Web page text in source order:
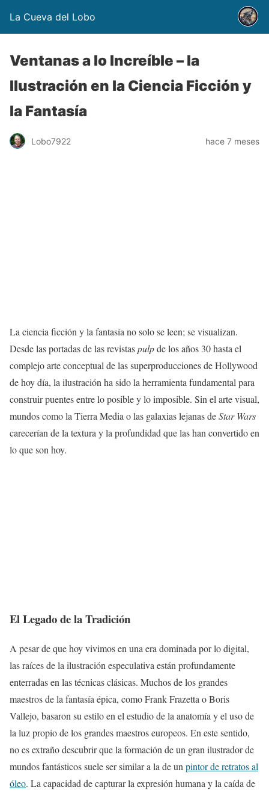
La Cueva del Lobo
Ventanas a lo Increíble – la
Ilustración en la Ciencia Ficción y
la Fantasía
Lobo7922 hace 7 meses
La ciencia ficción y la fantasía no solo se leen; se visualizan.
Desde las portadas de las revistaspulpde los años 30 hasta el
complejo arte conceptual de las superproducciones de Hollywood
de hoy día, la ilustración ha sido la herramienta fundamental para
construir puentes entre lo posible y lo imposible. Sin el arte visual,
mundos como la Tierra Media o las galaxias lejanas deStar Wars
carecerían de la textura y la profundidad que las han convertido en
lo que son hoy.
El Legado de la Tradición
A pesar de que hoy vivimos en una era dominada por lo digital,
las raíces de la ilustración especulativa están profundamente
enterradas en las técnicas clásicas. Muchos de los grandes
maestros de la fantasía épica, como Frank Frazetta o Boris
Vallejo, basaron su estilo en el estudio de la anatomía y el uso de
la luz propio de los grandes maestros europeos. En este sentido,
no es extraño descubrir que la formación de un gran ilustrador de
mundos fantásticos suele ser similar a la de un pintor de retratos al
óleo. La capacidad de capturar la expresión humana y la caída de